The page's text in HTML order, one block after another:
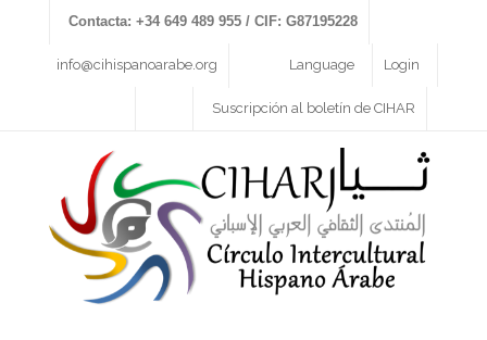
Contacta: +34 649 489 955 / CIF: G87195228
info@cihispanoarabe.org Login
Language
Suscripción al boletín de CIHAR